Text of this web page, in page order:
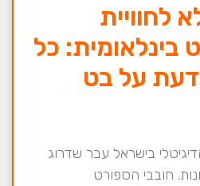
לחוויית
בינלאומית: כל
על בט
בישראל עבר שדרוג
חובבי הספורט